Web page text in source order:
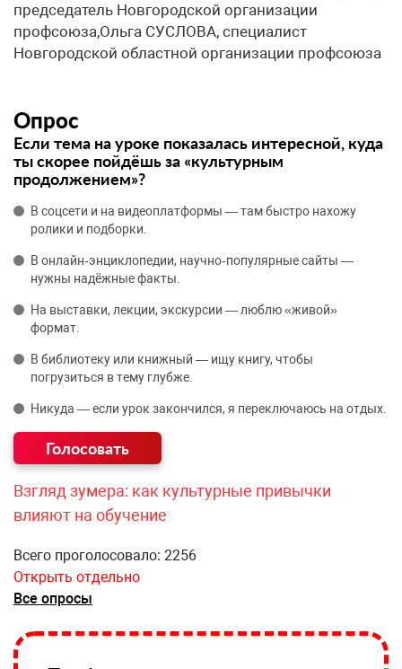
председатель Новгородской организации
профсоюза,Ольга СУСЛОВА, специалист
Новгородской областной организации профсоюза
Опрос
Если тема на уроке показалась интересной, куда
ты скорее пойдёшь за «культурным
продолжением»?
В соцсети и на видеоплатформы — там быстро нахожу
ролики и подборки.
В онлайн‑энциклопедии, научно‑популярные сайты —
нужны надёжные факты.
На выставки, лекции, экскурсии — люблю «живой»
формат.
В библиотеку или книжный — ищу книгу, чтобы
погрузиться в тему глубже.
Никуда — если урок закончился, я переключаюсь на отдых.
Взгляд зумера: как культурные привычки
влияют на обучение
Всего проголосовало: 2256
Открыть отдельно
Все опросы